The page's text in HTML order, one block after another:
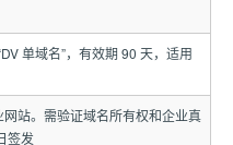
单域名”，有效期 90 天，适用
站。需验证域名所有权和企业真
签发